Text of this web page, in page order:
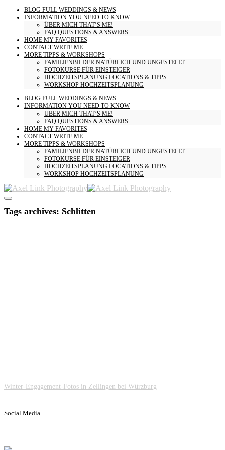
BLOG FULL WEDDINGS & NEWS
INFORMATION YOU NEED TO KNOW
ÜBER MICH THAT’S ME!
FAQ QUESTIONS & ANSWERS
HOME MY FAVORITES
CONTACTWRITE ME
MORE TIPPS & WORKSHOPS
FAMILIENBILDER NATÜRLICH UND UNGESTELLT
FOTOKURSE FÜR EINSTEIGER
HOCHZEITSPLANUNG LOCATIONS & TIPPS
WORKSHOP HOCHZEITSPLANUNG
BLOG FULL WEDDINGS & NEWS
INFORMATION YOU NEED TO KNOW
ÜBER MICH THAT’S ME!
FAQ QUESTIONS & ANSWERS
HOME MY FAVORITES
CONTACTWRITE ME
MORE TIPPS & WORKSHOPS
FAMILIENBILDER NATÜRLICH UND UNGESTELLT
FOTOKURSE FÜR EINSTEIGER
HOCHZEITSPLANUNG LOCATIONS & TIPPS
WORKSHOP HOCHZEITSPLANUNG
Tags archives: Schlitten
Winter-Engagement-Fotos in Zellingen bei Würzburg
Social Media